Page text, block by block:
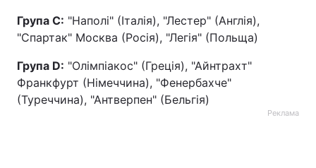
Група C: "Наполі" (Італія), "Лестер" (Англія),
"Спартак" Москва (Росія), "Легія" (Польща)
Група D: "Олімпіакос" (Греція), "Айнтрахт"
Франкфурт (Німеччина), "Фенербахче"
(Туреччина), "Антверпен" (Бельгія)
Реклама